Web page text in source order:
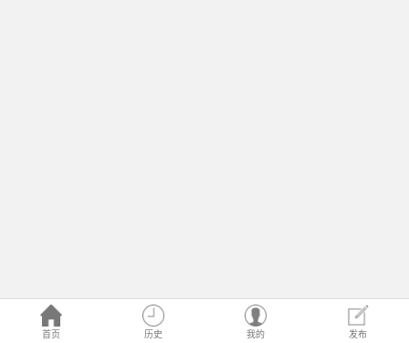
首页 历史 我的 发布